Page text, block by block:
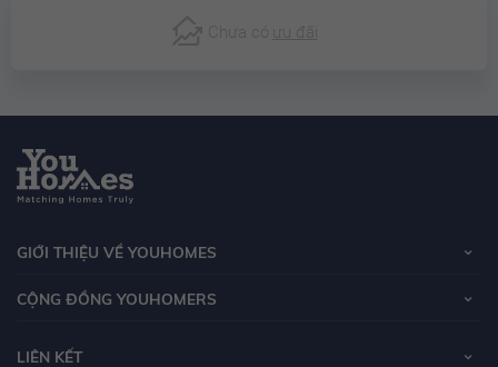
Chưa có ưu đãi
GIỚI THIỆU VỀ YOUHOMES
CỘNG ĐỒNG YOUHOMERS
LIÊN KẾT